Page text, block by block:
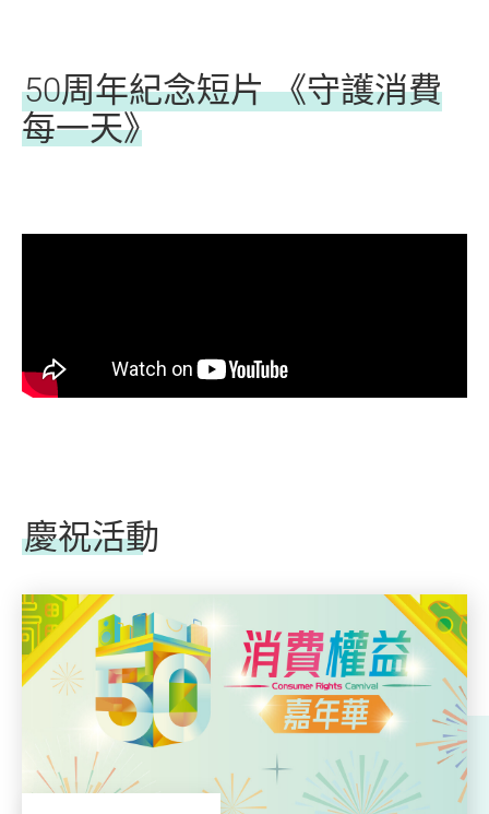
50周年紀念短片 《守護消費
每一天》
慶祝活動